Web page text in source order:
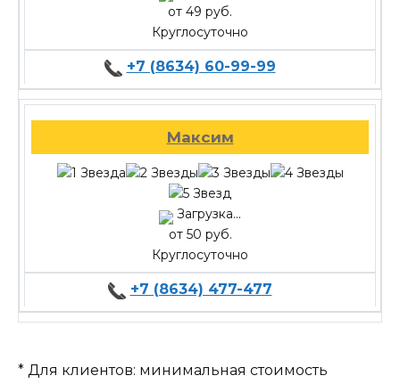
от 49 руб.
Круглосуточно
+7 (8634) 60-99-99
Максим
Загрузка...
от 50 руб.
Круглосуточно
+7 (8634) 477-477
* Для клиентов: минимальная стоимость